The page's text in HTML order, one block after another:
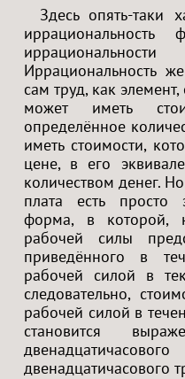
Здесь опять-таки
Иррациональность
сам труд, как
может иметь
определённое
иметь стоимости,
цене, в его
количеством денег.
плата есть просто
форма, в которой,
рабочей силы
приведённого в
рабочей силой в
следовательно,
рабочей силой в
становится
двенадцатичасового